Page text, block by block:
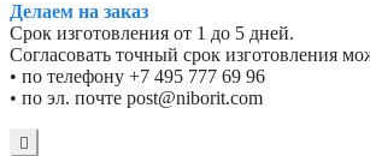
Делаем на заказ
Срок изготовления от 1 до 5 дней.
Согласовать точный срок изготовления
• по телефону +7 495 777 69 96
• по эл. почте post@niborit.com